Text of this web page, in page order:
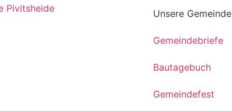
Unsere Gemeinde
Gemeindebriefe
Bautagebuch
Gemeindefest